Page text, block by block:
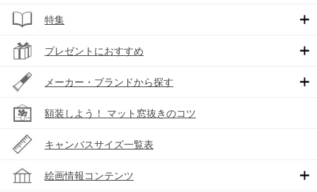
特集
プレゼントにおすすめ
メーカー・ブランドから探す
額装しよう！ マット窓抜きのコツ
キャンバスサイズ一覧表
絵画情報コンテンツ